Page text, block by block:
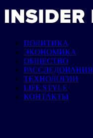
ПОЛИТИКА
ЭКОНОМИКА
ОБЩЕСТВО
РАССЛЕДОВАНИЯ
ТЕХНОЛОГИИ
LIFE STYLE
КОНТАКТЫ